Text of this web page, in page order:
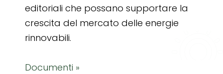
editoriali che possano supportare la
crescita del mercato delle energie
rinnovabili.
Documenti »